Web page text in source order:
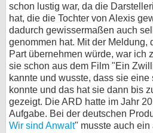
schon lustig war, da die
hat, die die Tochter von Alexis
dadurch gewissermaßen auch
genommen hat. Mit der Meldung,
Part übernehmen würde, war ich
sie schon aus dem Film "Ein
kannte und wusste, dass sie
konnte und das hat sie dann bis
gezeigt. Die ARD hatte im Jahr
Aufgabe. Bei der deutschen
Wir sind Anwalt" musste auch